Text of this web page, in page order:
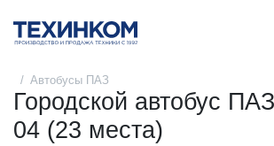
Автобусы ПАЗ
Городской автобус
04 (23 места)